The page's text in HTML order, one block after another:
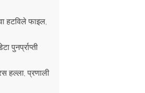
हटविले फाइल,
पुनर्प्राप्ती
हल्ला, प्रणाली